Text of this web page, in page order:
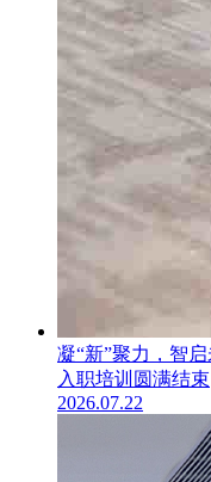
凝“新”聚力，智
入职培训圆满结束
2026.07.22